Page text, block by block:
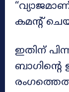
കമന്റ്
ഇതിന്
ബാഗിന്റെ